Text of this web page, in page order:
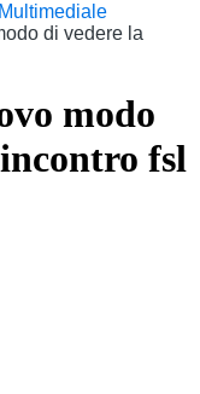
di vedere la
fsl